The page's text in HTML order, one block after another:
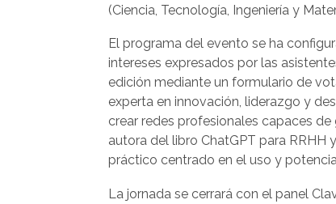
(Ciencia, Tecnología, Ingeniería y
El programa del evento se ha
intereses expresados por las
edición mediante un formulario de
experta en innovación, liderazgo y
crear redes profesionales capaces
autora del libro ChatGPT para RRHH
práctico centrado en el uso y
La jornada se cerrará con el panel